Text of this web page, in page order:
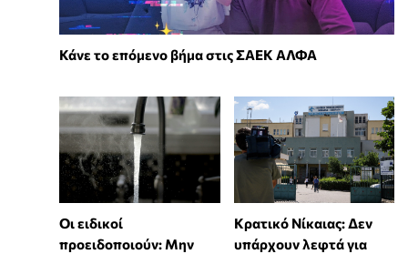
Κάνε το επόμενο βήμα στις ΣΑΕΚ ΑΛΦΑ
Οι ειδικοί
προειδοποιούν: Μην
Κρατικό Νίκαιας: Δεν
υπάρχουν λεφτά για